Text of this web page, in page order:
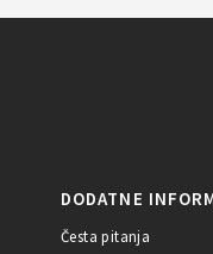
DODATNE
Česta pitanja